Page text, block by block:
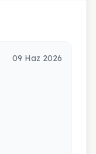
09 Haz 2026